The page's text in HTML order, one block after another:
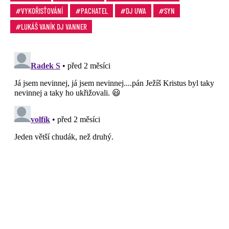
VYKOŘISŤOVÁNÍ
PACHATEL DJ UWA
SYN
LUKÁŠ VANÍK DJ VANNER